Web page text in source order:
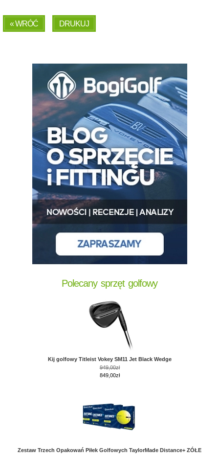
« WRÓĆ DRUKUJ
Polecany sprzęt golfowy
Kij golfowy Titleist Vokey SM11 Jet Black Wedge
949,00zł
849,00zł
Zestaw Trzech Opakowań Piłek Golfowych TaylorMade Distance+ ZÓŁE